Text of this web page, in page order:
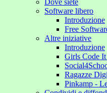
Dove siete
Software libero
Introduzione
Free
Altre iniziative
Introduzione
Girls Code
Ragazze
Pinkamp -